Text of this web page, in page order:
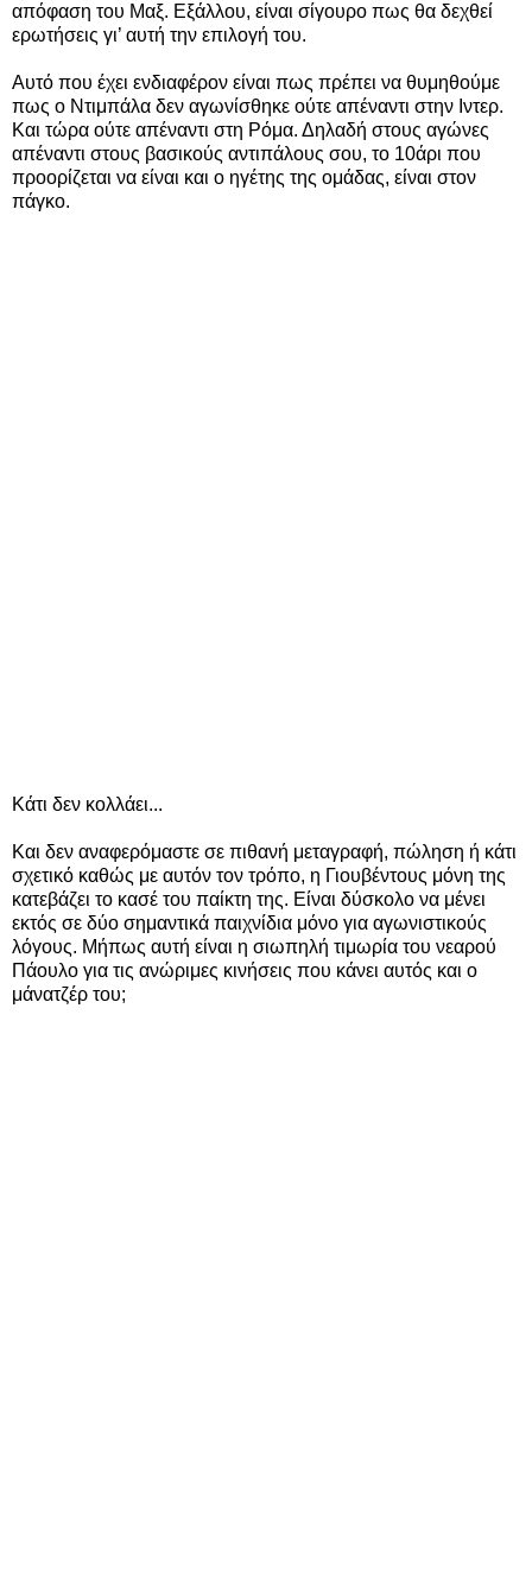
απόφαση του Μαξ. Εξάλλου, είναι σίγουρο πως θα δεχθεί
ερωτήσεις γι’ αυτή την επιλογή του.
Αυτό που έχει ενδιαφέρον είναι πως πρέπει να θυμηθούμε
πως ο Ντιμπάλα δεν αγωνίσθηκε ούτε απέναντι στην Ιντερ.
Και τώρα ούτε απέναντι στη Ρόμα. Δηλαδή στους αγώνες
απέναντι στους βασικούς αντιπάλους σου, το 10άρι που
προορίζεται να είναι και ο ηγέτης της ομάδας, είναι στον
πάγκο.
Κάτι δεν κολλάει...
Και δεν αναφερόμαστε σε πιθανή μεταγραφή, πώληση ή κάτι
σχετικό καθώς με αυτόν τον τρόπο, η Γιουβέντους μόνη της
κατεβάζει το κασέ του παίκτη της. Είναι δύσκολο να μένει
εκτός σε δύο σημαντικά παιχνίδια μόνο για αγωνιστικούς
λόγους. Μήπως αυτή είναι η σιωπηλή τιμωρία του νεαρού
Πάουλο για τις ανώριμες κινήσεις που κάνει αυτός και ο
μάνατζέρ του;